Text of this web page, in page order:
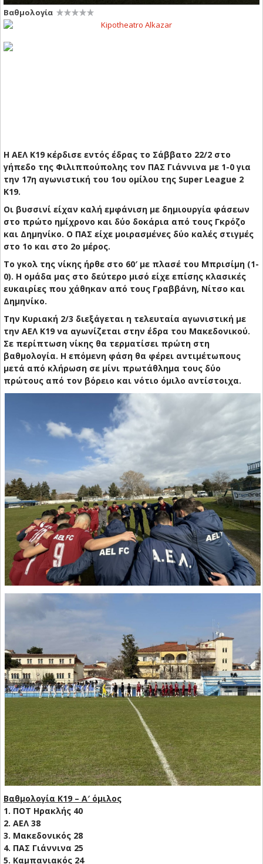
Βαθμολογία
Η ΑΕΛ Κ19 κέρδισε εντός έδρας το Σάββατο 22/2 στο
γήπεδο της Φιλιππούπολης τον ΠΑΣ Γιάννινα με 1-0 για
την 17η αγωνιστική του 1ου ομίλου της Super League 2
K19.
Οι βυσσινί είχαν καλή εμφάνιση με δημιουργία φάσεων
στο πρώτο ημίχρονο και δύο δοκάρια από τους Γκρόζο
και Δημηνίκο. Ο ΠΑΣ είχε μοιρασμένες δύο καλές στιγμές
στο 1ο και στο 2ο μέρος.
Το γκολ της νίκης ήρθε στο 60′ με πλασέ του Μπρισίμη (1-
0). Η ομάδα μας στο δεύτερο μισό είχε επίσης κλασικές
ευκαιρίες που χάθηκαν από τους Γραββάνη, Νίτσο και
Δημηνίκο.
Την Κυριακή 2/3 διεξάγεται η τελευταία αγωνιστική με
την ΑΕΛ Κ19 να αγωνίζεται στην έδρα του Μακεδονικού.
Σε περίπτωση νίκης θα τερματίσει πρώτη στη
βαθμολογία. Η επόμενη φάση θα φέρει αντιμέτωπους
μετά από κλήρωση σε μίνι πρωτάθλημα τους δύο
πρώτους από τον βόρειο και νότιο όμιλο αντίστοιχα.
Βαθμολογία K19 – Α′ όμιλος
1. ΠΟΤ Ηρακλής 40
2. ΑΕΛ 38
3. Μακεδονικός 28
4. ΠΑΣ Γιάννινα 25
5. Καμπανιακός 24